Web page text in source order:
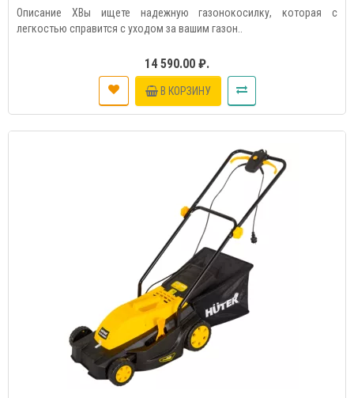
Описание ХВы ищете надежную газонокосилку, которая с
легкостью справится с уходом за вашим газон..
14 590.00 ₽.
В КОРЗИНУ